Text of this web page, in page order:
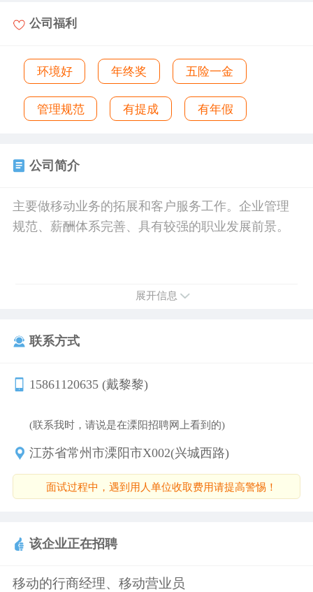
公司福利
环境好 年终奖 五险一金
管理规范 有提成 有年假
公司简介
主要做移动业务的拓展和客户服务工作。企业管理
规范、薪酬体系完善、具有较强的职业发展前景。
展开信息
联系方式
15861120635 (戴黎黎)
(联系我时，请说是在溧阳招聘网上看到的)
江苏省常州市溧阳市X002(兴城西路)
面试过程中，遇到用人单位收取费用请提高警惕！
该企业正在招聘
移动的行商经理、移动营业员